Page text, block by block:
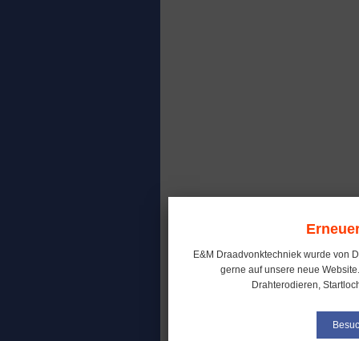
E&M Draadvonktechniek wurde von
gerne auf unsere neue
Drahterodieren,